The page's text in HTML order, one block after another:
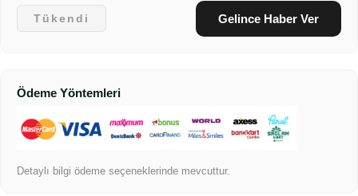
Tükendi Gelince Haber Ver
Ödeme Yöntemleri
Detaylı bilgi ödeme seçeneklerinde mevcuttur.